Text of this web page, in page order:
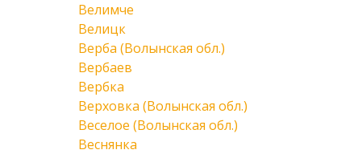
Велимче
Велицк
Верба (Волынская обл.)
Вербаев
Вербка
Верховка (Волынская обл.)
Веселое (Волынская обл.)
Веснянка